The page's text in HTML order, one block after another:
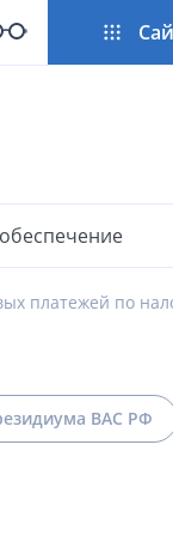
платежей по
ВАС РФ